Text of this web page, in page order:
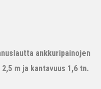
ankkuripainojen
m ja kantavuus 1,6 tn.